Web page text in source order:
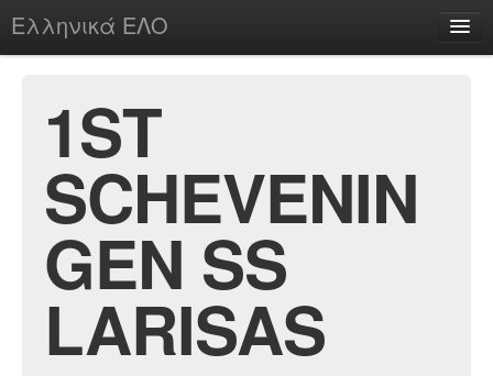
Ελληνικά ΕΛΟ
chesstu.be @ discord
Login
1ST
SCHEVENIN
GEN SS
LARISAS